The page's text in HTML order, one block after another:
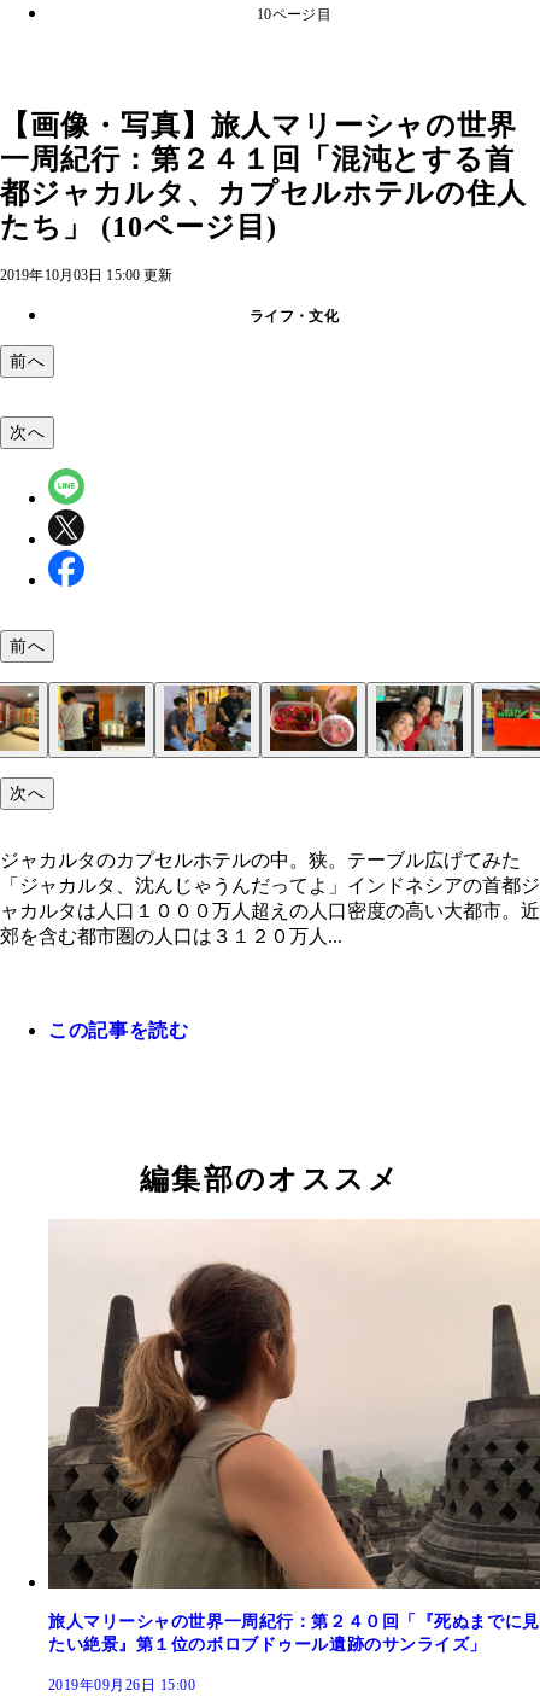
10ページ目
【画像・写真】旅人マリーシャの世界
一周紀行：第２４１回「混沌とする首
都ジャカルタ、カプセルホテルの住人
たち」 (10ページ目)
2019年10月03日 15:00 更新
ライフ・文化
前へ
は高層ビルが見える
気扇も付いている
と混ぜた菓子
暮らす少年
ルタ労働者層のことを指すんだとか
ナッツミルクのスープ
ている
次へ
前へ
次へ
ジャカルタのカプセルホテルの中。狭。テーブル広げてみた
「ジャカルタ、沈んじゃうんだってよ」インドネシアの首都ジ
ャカルタは人口１０００万人超えの人口密度の高い大都市。近
郊を含む都市圏の人口は３１２０万人...
この記事を読む
編集部のオススメ
旅人マリーシャの世界一周紀行：第２４０回「『死ぬまでに見
たい絶景』第１位のボロブドゥール遺跡のサンライズ」
2019年09月26日 15:00